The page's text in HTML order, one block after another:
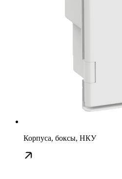
Корпуса, боксы, НКУ